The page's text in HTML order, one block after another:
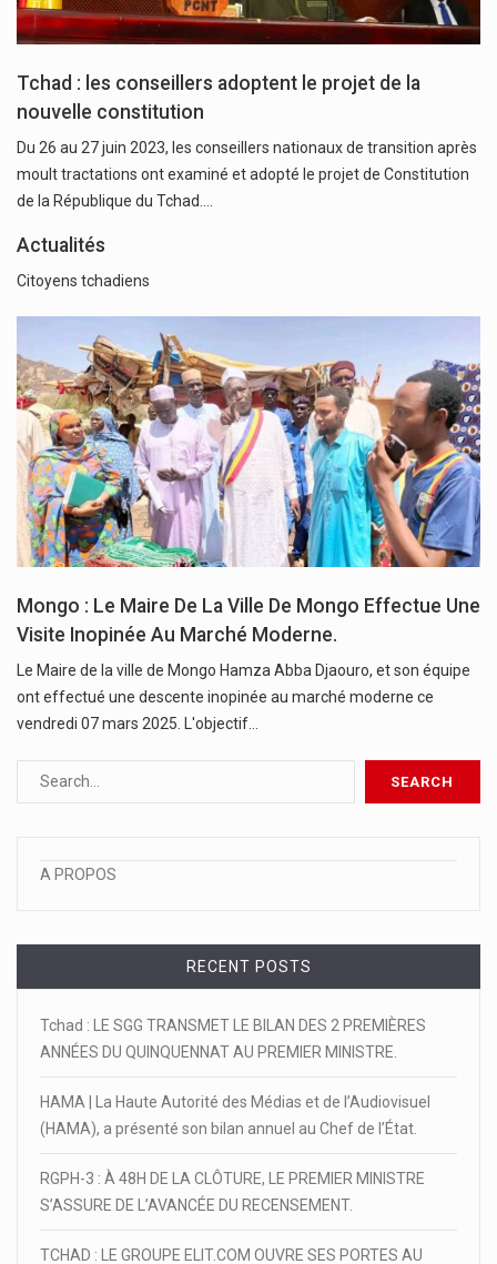
Tchad : les conseillers adoptent le projet de la
nouvelle constitution
Du 26 au 27 juin 2023, les conseillers nationaux de transition après
moult tractations ont examiné et adopté le projet de Constitution
de la République du Tchad.…
Actualités
Citoyens tchadiens
Mongo : Le Maire De La Ville De Mongo Effectue Une
Visite Inopinée Au Marché Moderne.
Le Maire de la ville de Mongo Hamza Abba Djaouro, et son équipe
ont effectué une descente inopinée au marché moderne ce
vendredi 07 mars 2025. L'objectif…
A PROPOS
RECENT POSTS
Tchad : LE SGG TRANSMET LE BILAN DES 2 PREMIÈRES
ANNÉES DU QUINQUENNAT AU PREMIER MINISTRE.
HAMA | La Haute Autorité des Médias et de l’Audiovisuel
(HAMA), a présenté son bilan annuel au Chef de l’État.
RGPH-3 : À 48H DE LA CLÔTURE, LE PREMIER MINISTRE
S’ASSURE DE L’AVANCÉE DU RECENSEMENT.
TCHAD : LE GROUPE ELIT.COM OUVRE SES PORTES AU